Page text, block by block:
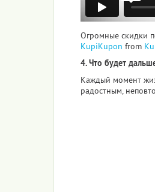
Огромные скидки
KupiKupon from
4. Что будет
Каждый момент
радостным,